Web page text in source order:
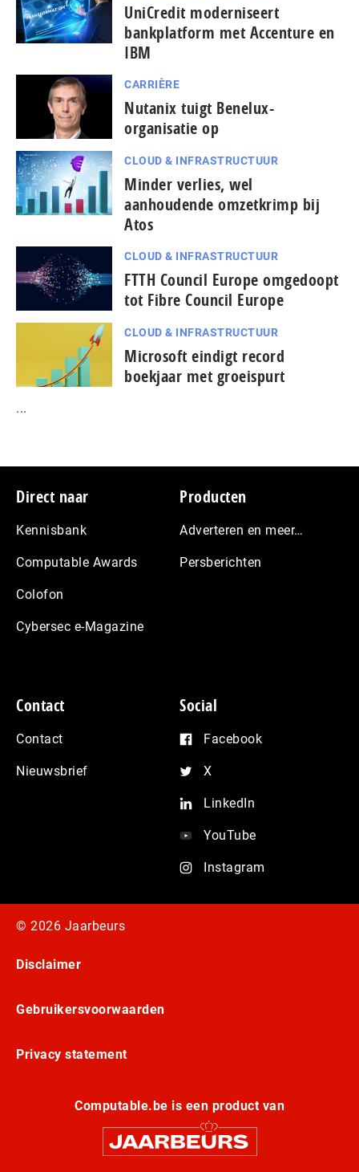
UniCredit moderniseert
bankplatform met Accenture en
IBM
CARRIÈRE
Nutanix tuigt Benelux-
organisatie op
CLOUD & INFRASTRUCTUUR
Minder verlies, wel
aanhoudende omzetkrimp bij
Atos
CLOUD & INFRASTRUCTUUR
FTTH Council Europe omgedoopt
tot Fibre Council Europe
CLOUD & INFRASTRUCTUUR
Microsoft eindigt record
boekjaar met groeispurt
...
Footer
Direct naar
Kennisbank
Computable Awards
Colofon
Cybersec e-Magazine
Producten
Adverteren en meer…
Persberichten
Contact
Contact
Nieuwsbrief
Social
Facebook
X
LinkedIn
YouTube
Instagram
© 2026 Jaarbeurs
Disclaimer
Gebruikersvoorwaarden
Privacy statement
Computable.be is een product van